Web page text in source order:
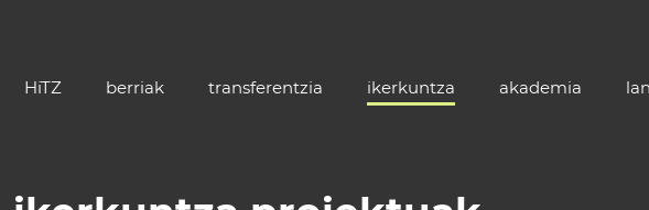
HiTZ berriak transferentzia ikerkuntza akademia